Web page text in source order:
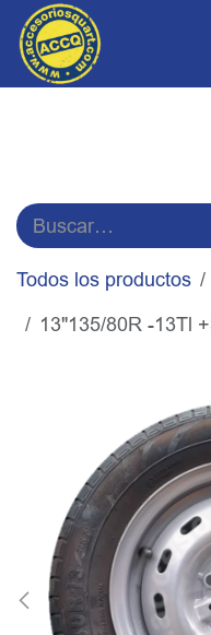
Ir al contenido
Todos los productos
13"135/80R -13Tl